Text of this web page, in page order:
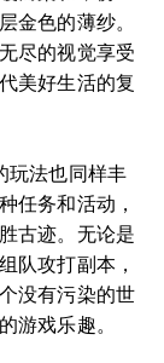
金色的薄纱。
尽的视觉享受
美好生活的复
玩法也同样丰
任务和活动，
古迹。无论是
队攻打副本，
没有污染的世
游戏乐趣。